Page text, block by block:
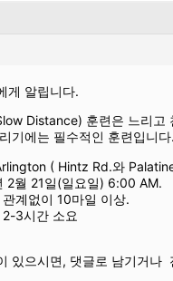
게 알립니다.
Distance) 훈련은 느리고
기에는 필수적인 훈련입니
( Hintz Rd.와
2월 21일(일요일) 6:00 AM.
계없이 10마일 이상.
3시간 소요
있으시면, 댓글로 남기거나